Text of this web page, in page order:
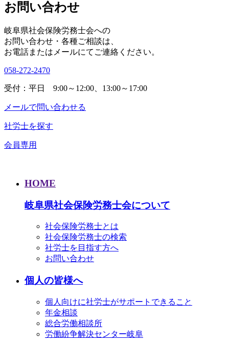
お問い合わせ
岐阜県社会保険労務士会への
お問い合わせ・各種ご相談は、
お電話またはメールにてご連絡ください。
058-272-2470
受付：平日 9:00～12:00、13:00～17:00
メールで問い合わせる
社労士を探す
会員専用
HOME
岐阜県社会保険労務士会について
社会保険労務士とは
社会保険労務士の検索
社労士を目指す方へ
お問い合わせ
個人の皆様へ
個人向けに社労士がサポートできること
年金相談
総合労働相談所
労働紛争解決センター岐阜